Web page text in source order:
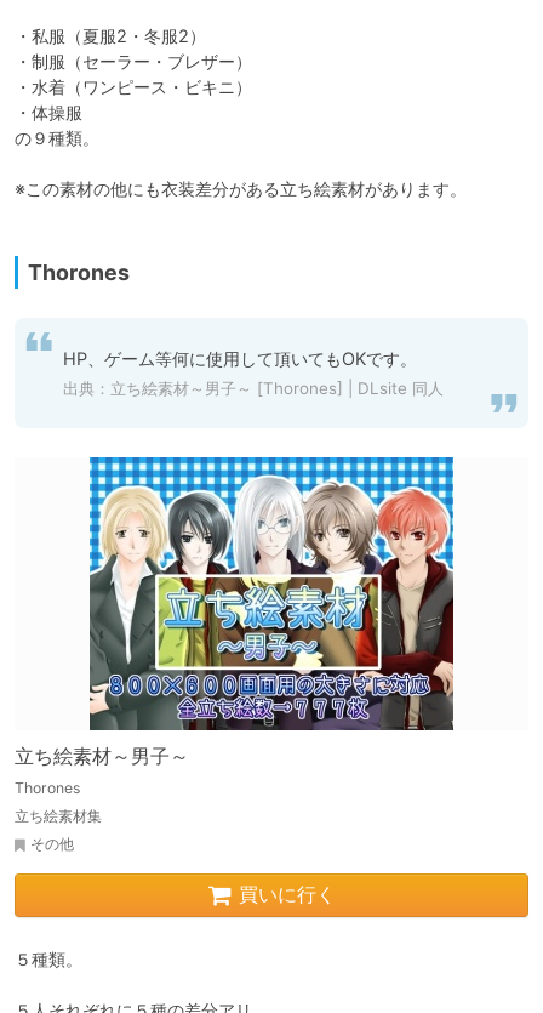
・私服（夏服2・冬服2）
・制服（セーラー・ブレザー）
・水着（ワンピース・ビキニ）
・体操服
の９種類。
※この素材の他にも衣装差分がある立ち絵素材があります。
Thorones
HP、ゲーム等何に使用して頂いてもOKです。
出典： 立ち絵素材～男子～ [Thorones] | DLsite 同人
立ち絵素材～男子～
Thorones
立ち絵素材集
その他
買いに行く
５種類。